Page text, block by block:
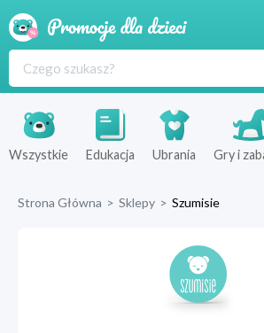
Produkty
Sklepy
Wszystkie Edukacja Ubrania Gry i
Strona Główna > Sklepy > Szumisie